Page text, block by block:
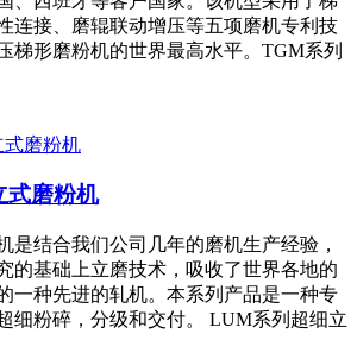
连接、磨辊联动增压等五项磨机专利技
梯形磨粉机的世界最高水平。TGM系列
磨粉机
是结合我们公司几年的磨机生产经验，
的基础上立磨技术，吸收了世界各地的
一种先进的轧机。本系列产品是一种专
细粉碎，分级和交付。 LUM系列超细立